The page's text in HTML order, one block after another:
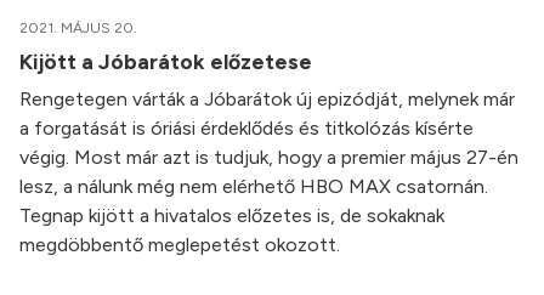
2021. MÁJUS 20.
Kijött a Jóbarátok előzetese
Rengetegen várták a Jóbarátok új epizódját, melynek már
a forgatását is óriási érdeklődés és titkolózás kísérte
végig. Most már azt is tudjuk, hogy a premier május 27-én
lesz, a nálunk még nem elérhető HBO MAX csatornán.
Tegnap kijött a hivatalos előzetes is, de sokaknak
megdöbbentő meglepetést okozott.